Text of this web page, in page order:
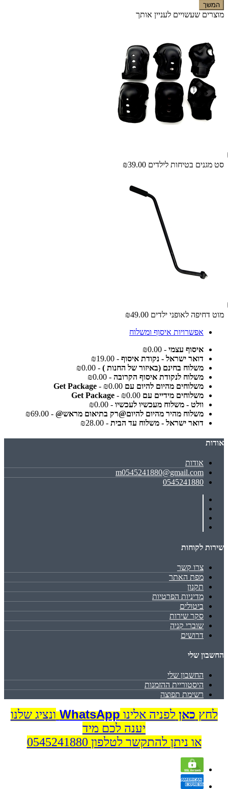
המשך
מוצרים שעשויים לעניין אותך
סט מגנים בטיחות לילדים ₪39.00
מוט דחיפה לאופני ילדים ₪49.00
אפשרויות איסוף ומשלוח
איסוף עצמי - ₪0.00
דואר ישראל - נקודת איסוף - ₪19.00
משלוח בחינם (באיזור של החנות ) - ₪0.00
משלוח לנקודת איסוף הקרובה - ₪0.00
משלוחים מהיום להיום עם Get Package - ₪0.00
משלוחים מידיים עם Get Package - ₪0.00
וולט - משלוח מעכשיו לעכשיו - ₪0.00
משלוח מהיר מהיום להיום@רק בתיאום מראש@ - ₪69.00
דואר ישראל - משלוח עד הבית - ₪28.00
אודות
אודות
m0545241880@gmail.com
0545241880
שירות לקוחות
צרו קשר
מפת האתר
תקנון
מדיניות הפרטיות
ביטולים
סקר שירות
שוברי קניה
דרושים
החשבון שלי
החשבון שלי
היסטוריית ההזמנות
רשימת תפוצה
לחץ כאן לפניה אלינוWhatsApp ונציג שלנו
יענה לכם מיד
או ניתן להתקשר לטלפון 0545241880